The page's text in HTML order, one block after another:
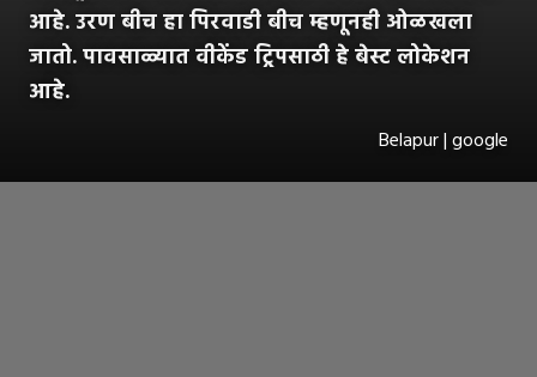
आहे. उरण बीच हा पिरवाडी बीच म्हणूनही ओळखला
जातो. पावसाळ्यात वीकेंड ट्रिपसाठी हे बेस्ट लोकेशन
आहे.
Belapur | google